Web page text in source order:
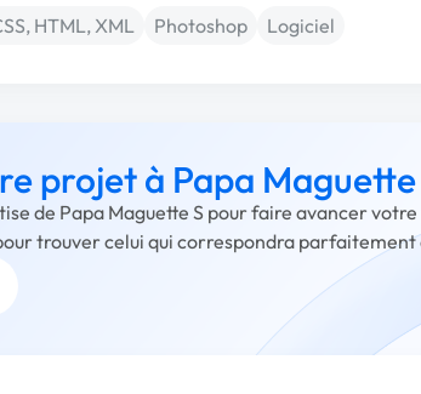
HTML, XML Photoshop Logiciel
projet à Papa Maguette
de Papa Maguette S pour faire avancer
trouver celui qui correspondra parfaitement